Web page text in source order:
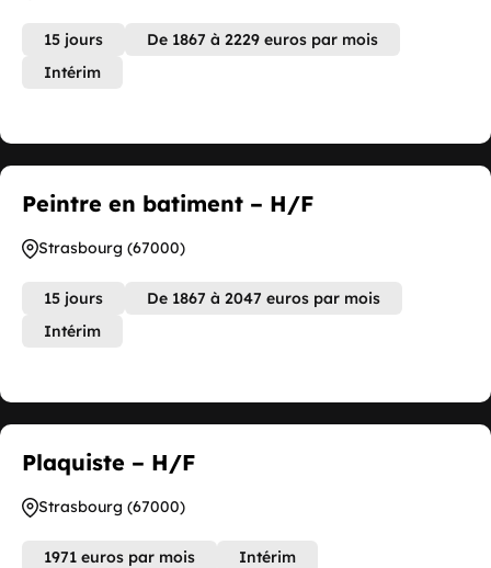
15 jours
De 1867 à 2229 euros par mois
Intérim
Peintre en batiment – H/F
Strasbourg (67000)
15 jours
De 1867 à 2047 euros par mois
Intérim
Plaquiste – H/F
Strasbourg (67000)
1971 euros par mois Intérim